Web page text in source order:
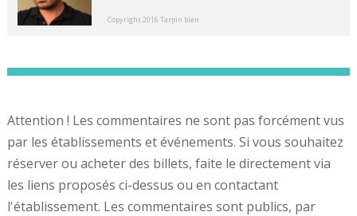
Copyright 2016 Tarpin bien
Attention ! Les commentaires ne sont pas forcément vus
par les établissements et événements. Si vous souhaitez
réserver ou acheter des billets, faite le directement via
les liens proposés ci-dessus ou en contactant
l'établissement. Les commentaires sont publics, par